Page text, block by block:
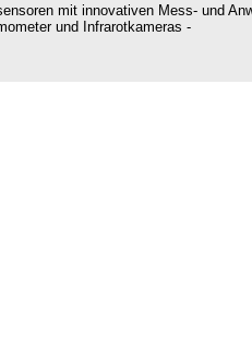
mit innovativen Mess- und
und Infrarotkameras -